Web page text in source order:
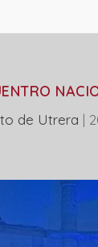
de Utrera |